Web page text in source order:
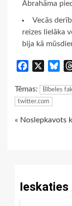
Ābrahāma
Vecās
reizes lielāka
bija kā
Facebook
Tēmas: Bībeles
twitter.com
« Noslepkavots
Ieskaties